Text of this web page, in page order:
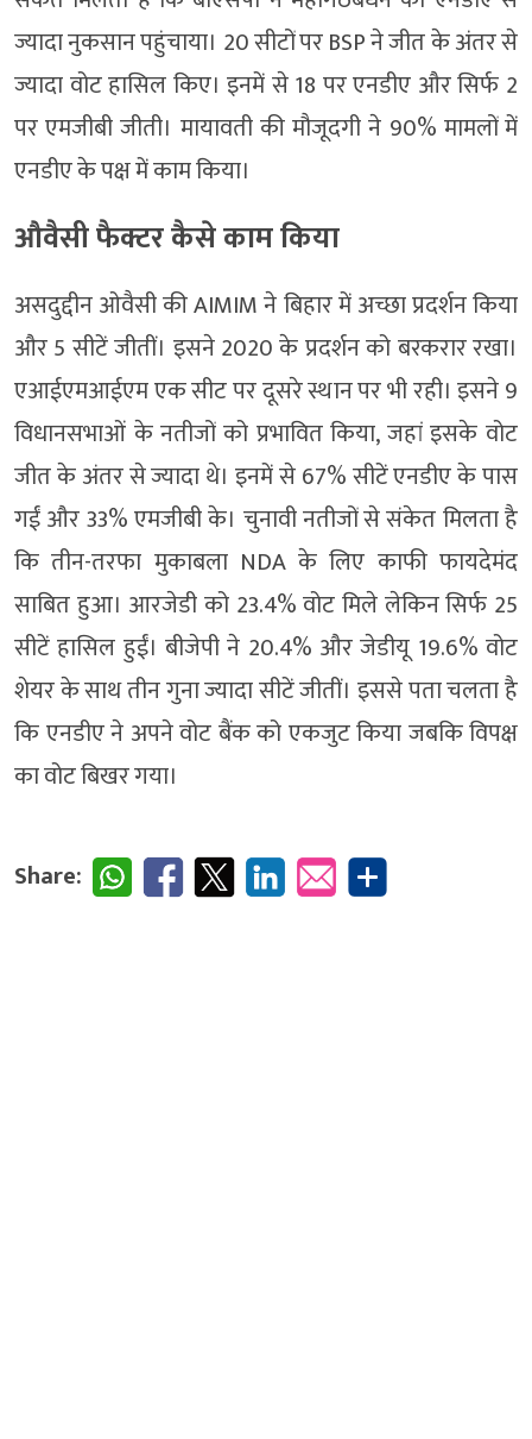
ज्यादा नुकसान पहुंचाया। 20 सीटों पर BSP ने जीत के अंतर से
ज्यादा वोट हासिल किए। इनमें से 18 पर एनडीए और सिर्फ 2
पर एमजीबी जीती। मायावती की मौजूदगी ने 90% मामलों में
एनडीए के पक्ष में काम किया।
औवैसी फैक्टर कैसे काम किया
असदुद्दीन ओवैसी की AIMIM ने बिहार में अच्छा प्रदर्शन किया
और 5 सीटें जीतीं। इसने 2020 के प्रदर्शन को बरकरार रखा।
एआईएमआईएम एक सीट पर दूसरे स्थान पर भी रही। इसने 9
विधानसभाओं के नतीजों को प्रभावित किया, जहां इसके वोट
जीत के अंतर से ज्यादा थे। इनमें से 67% सीटें एनडीए के पास
गईं और 33% एमजीबी के। चुनावी नतीजों से संकेत मिलता है
कि तीन-तरफा मुकाबला NDA के लिए काफी फायदेमंद
साबित हुआ। आरजेडी को 23.4% वोट मिले लेकिन सिर्फ 25
सीटें हासिल हुईं। बीजेपी ने 20.4% और जेडीयू 19.6% वोट
शेयर के साथ तीन गुना ज्यादा सीटें जीतीं। इससे पता चलता है
कि एनडीए ने अपने वोट बैंक को एकजुट किया जबकि विपक्ष
का वोट बिखर गया।
Share: